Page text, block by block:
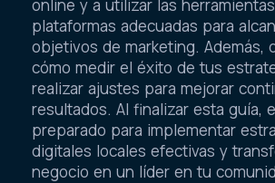
online y a utilizar las
plataformas adecuadas para
objetivos de marketing. Además,
cómo medir el éxito de tus
realizar ajustes para mejorar
resultados. Al finalizar esta guía,
preparado para implementar
digitales locales efectivas y
negocio en un líder en tu